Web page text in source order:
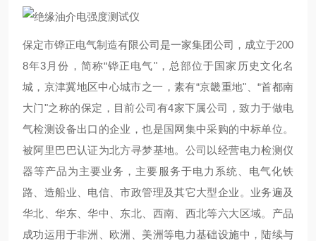
保定市铧正电气制造有限公司是一家集团公司，成立于200
8年3月份，简称“铧正电气"，总部位于国家历史文化名
城，京津冀地区中心城市之一，素有“京畿重地"、“首都南
大门"之称的保定，目前公司有4家下属公司，致力于做电
气检测设备出口的企业，也是国网集中采购的中标单位。
被阿里巴巴认证为北方寻梦基地。公司以经营电力检测仪
器等产品为主要业务，主要服务于电力系统、电气化铁
路、造船业、电信、市政管理及其它大型企业。业务遍及
华北、华东、华中、东北、西南、西北等六大区域。产品
成功运用于非洲、欧洲、美洲等电力基础设施中，陆续与